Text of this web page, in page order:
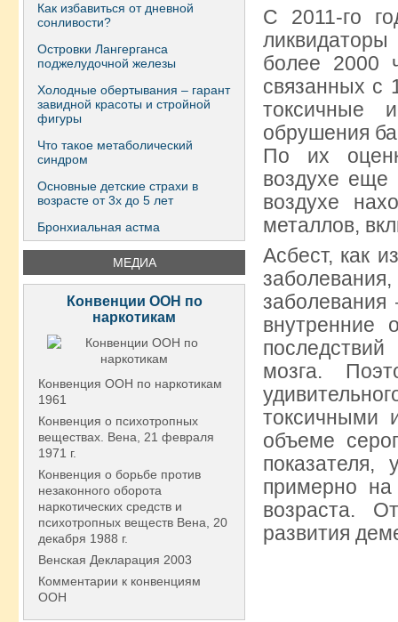
Как избавиться от дневной
сонливости?
Островки Лангерганса
поджелудочной железы
Холодные обертывания – гарант
завидной красоты и стройной
фигуры
Что такое метаболический
синдром
Основные детские страхи в
возрасте от 3х до 5 лет
Бронхиальная астма
МЕДИА
Конвенции ООН по
наркотикам
Конвенция ООН по наркотикам
1961
Конвенция о психотропных
веществах. Вена, 21 февраля
1971 г.
Конвенция о борьбе против
незаконного оборота
наркотических средств и
психотропных веществ Вена, 20
декабря 1988 г.
Венская Декларация 2003
Комментарии к конвенциям
ООН
С 2011-го
более 2000
связанных с
токсичные
обрушения
По их
воздухе еще
воздухе
металлов,
Асбест, как
внутренние
мозга.
токсичными
объеме
примерно
возраста.
развития